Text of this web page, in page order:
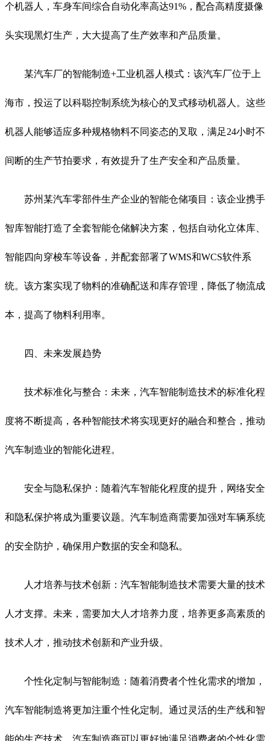
个机器人，车身车间综合自动化率高达91% ，配合高精度摄像
头实现黑灯生产，大大提高了生产效率和产品质量。
某汽车厂的智能制造+工业机器人模式：该汽车厂位于上
海市，投运了以科聪控制系统为核心的叉式移动机器人。这些
机器人能够适应多种规格物料不同姿态的叉取，满足24小时不
间断的生产节拍要求，有效提升了生产安全和产品质量。
苏州某汽车零部件生产企业的智能仓储项目：该企业携手
智库智能打造了全套智能仓储解决方案，包括自动化立体库、
智能四向穿梭车等设备，并配套部署了WMS和WCS软件系
统。该方案实现了物料的准确配送和库存管理，降低了物流成
本，提高了物料利用率。
四、未来发展趋势
技术标准化与整合：未来，汽车智能制造技术的标准化程
度将不断提高，各种智能技术将实现更好的融合和整合，推动
汽车制造业的智能化进程。
安全与隐私保护：随着汽车智能化程度的提升，网络安全
和隐私保护将成为重要议题。汽车制造商需要加强对车辆系统
的安全防护，确保用户数据的安全和隐私。
人才培养与技术创新：汽车智能制造技术需要大量的技术
人才支撑。未来，需要加大人才培养力度，培养更多高素质的
技术人才，推动技术创新和产业升级。
个性化定制与智能制造：随着消费者个性化需求的增加，
汽车智能制造将更加注重个性化定制。通过灵活的生产线和智
能的生产技术，汽车制造商可以更好地满足消费者的个性化需